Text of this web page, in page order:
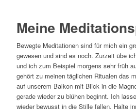
Meine
Bewegte Meditationen sind für mich ein
gewesen und sind es noch. Zurzeit übe
und ich zum Beispiel morgens sehr früh
gehört zu meinen täglichen Ritualen das
auf unserem Balkon mit Blick in die
gerade wieder zu blühen beginnt. Ich
wieder bewusst in die Stille fallen. Halte